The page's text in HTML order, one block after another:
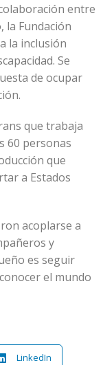
entre
la Fundación
la inclusión
Se
de ocupar
que trabaja
60 personas
que
a Estados
acoplarse a
y
es seguir
el mundo
LinkedIn